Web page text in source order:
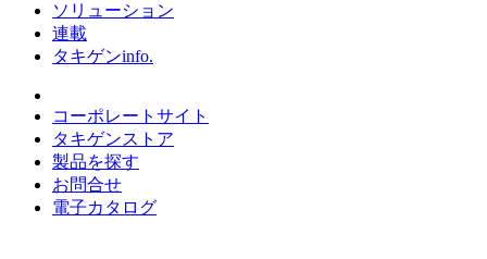
ソリューション
連載
タキゲンinfo.
コーポレートサイト
タキゲンストア
製品を探す
お問合せ
電子カタログ